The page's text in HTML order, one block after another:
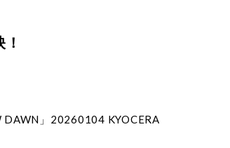
DAWN」20260104 KYOCERA